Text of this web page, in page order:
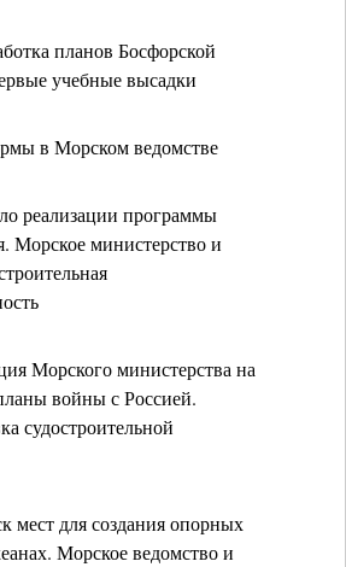
планов Босфорской
учебные высадки
в Морском ведомстве
реализации программы
Морское министерство и
Морского министерства на
войны с Россией.
судостроительной
мест для создания опорных
Морское ведомство и